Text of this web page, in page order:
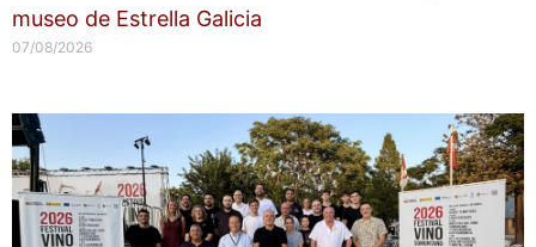
museo de Estrella Galicia
07/08/2026